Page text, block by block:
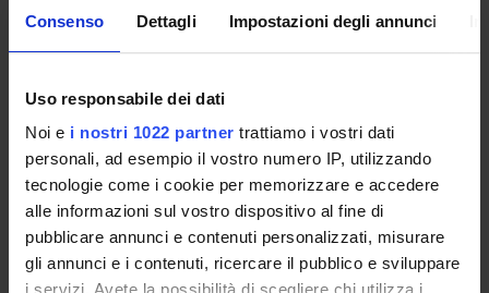
Consenso Dettagli Impostazioni degli annunci
Uso responsabile dei dati
Noi e i nostri 1022 partner trattiamo i vostri dati
personali, ad esempio il vostro numero IP, utilizzando
tecnologie come i cookie per memorizzare e accedere
alle informazioni sul vostro dispositivo al fine di
pubblicare annunci e contenuti personalizzati, misurare
gli annunci e i contenuti, ricercare il pubblico e sviluppare
ATTIVITÀ DI